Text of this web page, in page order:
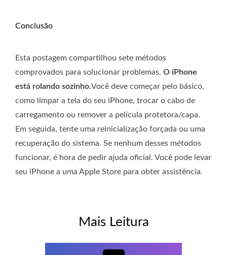
Conclusão
Esta postagem compartilhou sete métodos
comprovados para solucionar problemas. O iPhone
está rolando sozinho.Você deve começar pelo básico,
como limpar a tela do seu iPhone, trocar o cabo de
carregamento ou remover a película protetora/capa.
Em seguida, tente uma reinicialização forçada ou uma
recuperação do sistema. Se nenhum desses métodos
funcionar, é hora de pedir ajuda oficial. Você pode levar
seu iPhone a uma Apple Store para obter assistência.
Mais Leitura